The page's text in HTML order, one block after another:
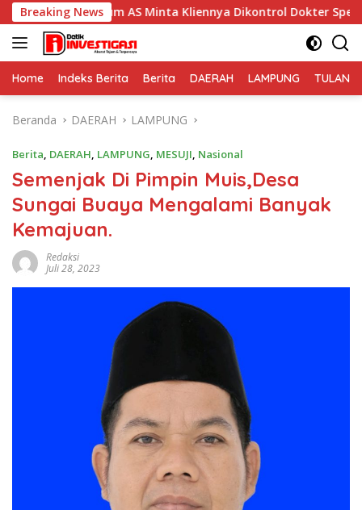
Langsung
ke
konten
Breaking News
AS Minta Kliennya Dikontrol Dokter Spesialis Kejiwaan
Home Indeks Berita Berita DAERAH LAMPUNG TULANG
Beranda DAERAH LAMPUNG
Berita, DAERAH, LAMPUNG, MESUJI, Nasional
Semenjak Di Pimpin Muis,Desa
Sungai Buaya Mengalami Banyak
Kemajuan.
Redaksi
Juli 28, 2023